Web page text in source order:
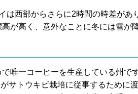
西部からさらに2時間の時差があ
が高く、意外なことに冬には雪が
唯一コーヒーを生産している州で
サトウキビ栽培に従事するために